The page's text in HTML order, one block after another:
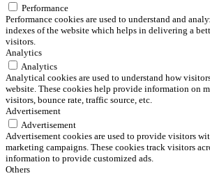
Performance
Performance cookies are used to understand and
indexes of the website which helps in delivering a
visitors.
Analytics
Analytics
Analytical cookies are used to understand how
website. These cookies help provide information on
visitors, bounce rate, traffic source, etc.
Advertisement
Advertisement
Advertisement cookies are used to provide visitors
marketing campaigns. These cookies track visitors
information to provide customized ads.
Others